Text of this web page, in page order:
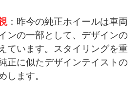
：昨今の純正ホイールは車両
ンの一部として、デザインの
ています。スタイリングを重
正に似たデザインテイストの
します。